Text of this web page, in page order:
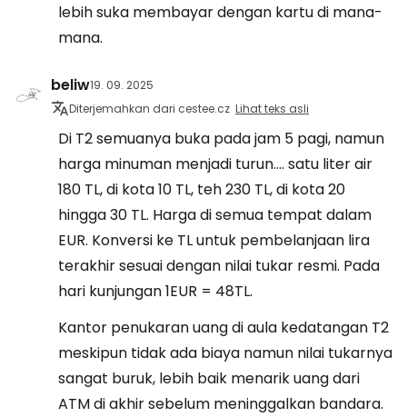
lebih suka membayar dengan kartu di mana-
mana.
beliw19. 09. 2025
Diterjemahkan dari cestee.cz Lihat teks asli
Di T2 semuanya buka pada jam 5 pagi, namun
harga minuman menjadi turun.... satu liter air
180 TL, di kota 10 TL, teh 230 TL, di kota 20
hingga 30 TL. Harga di semua tempat dalam
EUR. Konversi ke TL untuk pembelanjaan lira
terakhir sesuai dengan nilai tukar resmi. Pada
hari kunjungan 1EUR = 48TL.
Kantor penukaran uang di aula kedatangan T2
meskipun tidak ada biaya namun nilai tukarnya
sangat buruk, lebih baik menarik uang dari
ATM di akhir sebelum meninggalkan bandara.